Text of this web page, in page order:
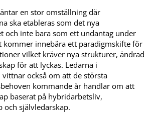
en stor omställning där
ska etableras som det nya
och inte bara som ett undantag under
kommer innebära ett paradigmskifte för
vilket kräver nya strukturer, ändrad
för att lyckas. Ledarna i
också om att de största
kommande år handlar om att
baserat på hybridarbetsliv,
och självledarskap.